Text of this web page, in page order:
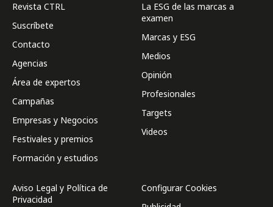
Revista CTRL
Suscríbete
Contacto
Agencias
Área de expertos
Campañas
Empresas y Negocios
Festivales y premios
Formación y estudios
La ESG de las marcas a
examen
Marcas y ESG
Medios
Opinión
Profesionales
Targets
Videos
Aviso Legal y Política de
Privacidad
Configurar Cookies